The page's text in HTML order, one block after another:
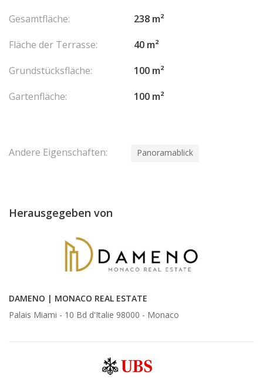
Gesamtfläche:
238 m²
Fläche der Terrasse:
40 m²
Grundstücksfläche:
100 m²
Gartenfläche:
100 m²
Andere Eigenschaften: Panoramablick
Herausgegeben von
DAMENO | MONACO REAL ESTATE
Palais Miami - 10 Bd d'Italie 98000 - Monaco